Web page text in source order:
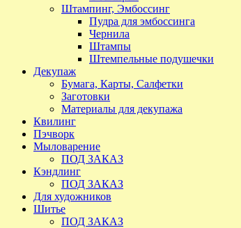
Штампинг, Эмбоссинг
Пудра для эмбоссинга
Чернила
Штампы
Штемпельные подушечки
Декупаж
Бумага, Карты, Салфетки
Заготовки
Материалы для декупажа
Квилинг
Пэчворк
Мыловарение
ПОД ЗАКАЗ
Кэндлинг
ПОД ЗАКАЗ
Для художников
Шитье
ПОД ЗАКАЗ